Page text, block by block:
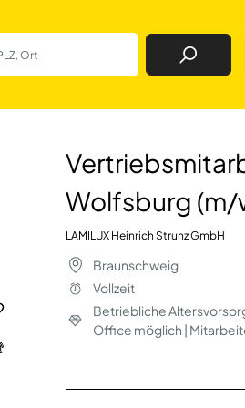
Job
im
Wolfsburg
LAMILUX Heinrich Strunz GmbH
Braunschweig
Vollzeit
Betriebliche
Office möglich |